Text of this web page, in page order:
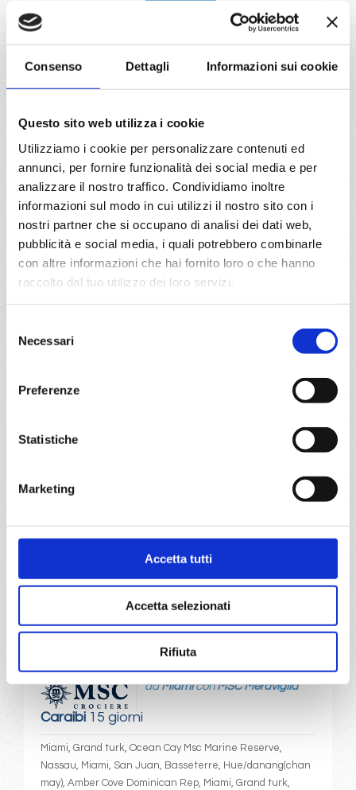
Consenso Dettagli Informazioni sui cookie
Questo sito web utilizza i cookie
Utilizziamo i cookie per personalizzare contenuti ed
annunci, per fornire funzionalità dei social media e per
analizzare il nostro traffico. Condividiamo inoltre
informazioni sul modo in cui utilizzi il nostro sito con i
nostri partner che si occupano di analisi dei dati web,
pubblicità e social media, i quali potrebbero combinarle
con altre informazioni che hai fornito loro o che hanno
raccolto dal tuo utilizzo dei loro servizi.
delNecessari
Preferenze
Statistiche
Marketing
Accetta tutti
Accetta selezionati
Rifiuta
€ 904
a partire da
€ 904
Meraviglia
Pointe-à-pitre, Philipsburg, Ponta Delgada, Lisbona, Vigo,
€ 907
a partire da
€ 907
DETTAGLI
Caraibi15 giorni
daMiamiconMSC Meraviglia
Miami, Grand turk, Ocean Cay Msc Marine Reserve,
Nassau, Miami, San Juan, Basseterre, Hue/danang(chan
may), Amber Cove Dominican Rep, Miami, Grand turk,